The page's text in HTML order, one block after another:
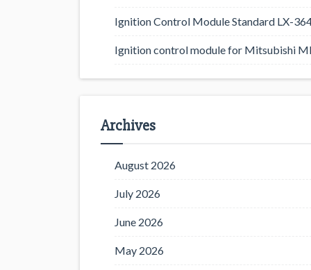
Ignition Control Module Standard LX-
Ignition control module for Mitsubishi
Archives
August 2026
July 2026
June 2026
May 2026